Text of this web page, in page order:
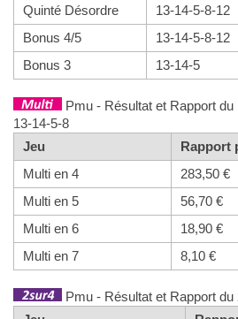
Quinté Désordre
13-14-5-8-12
Bonus 4/5
13-14-5-8-12
Bonus 3
13-14-5
Pmu - Résultat et Rapport du
13-14-5-8
Jeu
Rapport
Multi en 4
283,50 €
Multi en 5
56,70 €
Multi en 6
18,90 €
Multi en 7
8,10 €
Pmu - Résultat et Rapport